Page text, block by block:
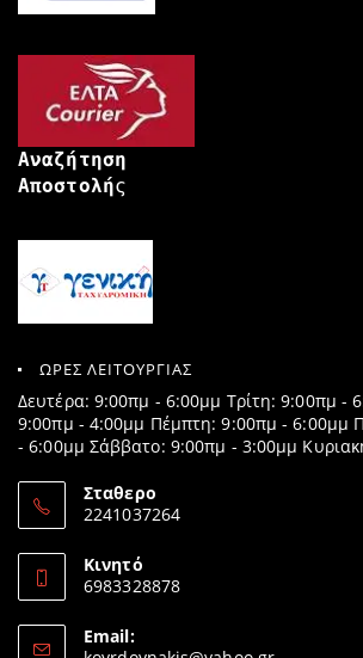
Αναζήτηση
Αποστολής
ΩΡΕΣ ΛΕΙΤΟΥΡΓΙΑΣ
Δευτέρα: 9:00πμ - 6:00μμ Τρίτη: 9:00πμ -
9:00πμ - 4:00μμ Πέμπτη: 9:00πμ - 6:00μμ
- 6:00μμ Σάββατο: 9:00πμ - 3:00μμ
Σταθερο
2241037264
in
your
Κινητό
6983328878
in
your
Email: